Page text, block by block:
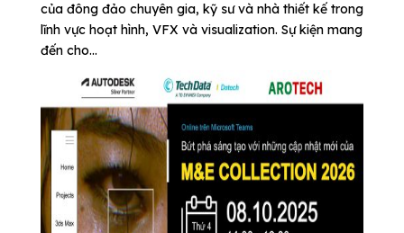
của đông đảo chuyên gia, kỹ sư và nhà thiết kế trong
lĩnh vực hoạt hình, VFX và visualization. Sự kiện mang
đến cho...